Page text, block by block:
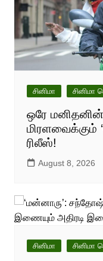
சினிமா சினிமா
ஒரே
மிரளவைக்கும்
ரிலீஸ்!
August 8, 2026
சினிமா சினிமா